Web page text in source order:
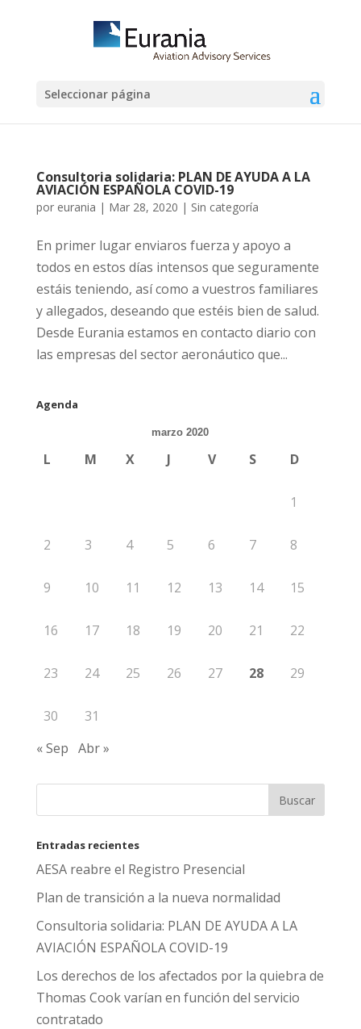
Seleccionar página
Consultoria solidaria: PLAN DE AYUDA A LA
AVIACIÓN ESPAÑOLA COVID-19
por eurania | Mar 28, 2020 | Sin categoría
En primer lugar enviaros fuerza y apoyo a
todos en estos días intensos que seguramente
estáis teniendo, así como a vuestros familiares
y allegados, deseando que estéis bien de salud.
Desde Eurania estamos en contacto diario con
las empresas del sector aeronáutico que...
Agenda
marzo 2020
L M X J V S D
1
2 3 4 5 6 7 8
9 10 11 12 13 14 15
16 17 18 19 20 21 22
23 24 25 26 27 28 29
30
31
« Sep Abr »
Entradas recientes
AESA reabre el Registro Presencial
Plan de transición a la nueva normalidad
Consultoria solidaria: PLAN DE AYUDA A LA
AVIACIÓN ESPAÑOLA COVID-19
Los derechos de los afectados por la quiebra de
Thomas Cook varían en función del servicio
contratado